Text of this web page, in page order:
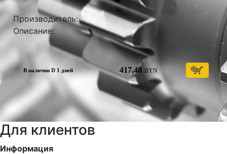
Производитель:
Описание:
В наличии D 1 дней 417,40 BYN
Для клиентов
Информация